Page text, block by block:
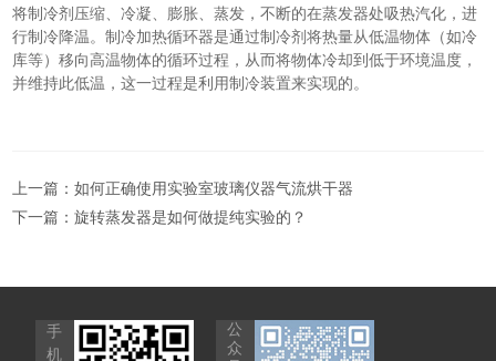
将制冷剂压缩、冷凝、膨胀、蒸发，不断的在蒸发器处吸热汽化，进
行制冷降温。制冷加热循环器是通过制冷剂将热量从低温物体（如冷
库等）移向高温物体的循环过程，从而将物体冷却到低于环境温度，
并维持此低温，这一过程是利用制冷装置来实现的。
上一篇：如何正确使用实验室玻璃仪器气流烘干器
下一篇：旋转蒸发器是如何做提纯实验的？
手
机
公
众